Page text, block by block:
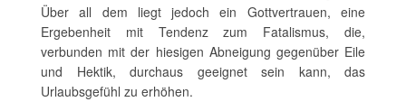
Über all dem liegt jedoch ein Gottvertrauen, eine
Ergebenheit mit Tendenz zum Fatalismus, die,
verbunden mit der hiesigen Abneigung gegenüber Eile
und Hektik, durchaus geeignet sein kann, das
Urlaubsgefühl zu erhöhen.